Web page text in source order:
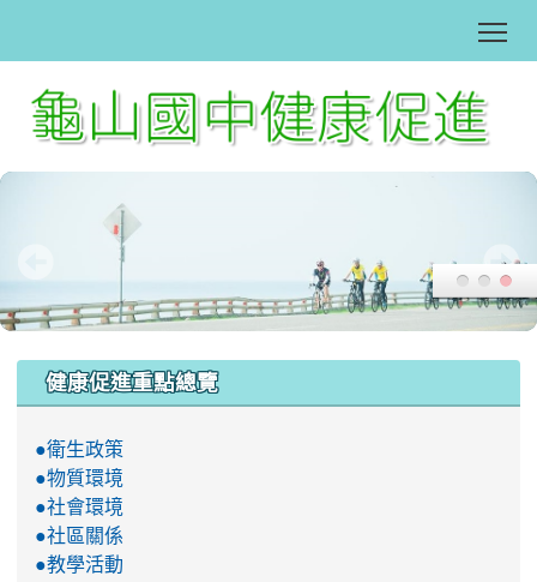
健康促進重點總覽
●衛生政策
●物質環境
●社會環境
●社區關係
●教學活動